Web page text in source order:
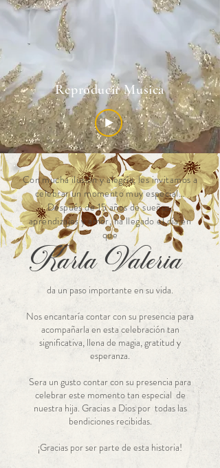
Reproducir Musica
Con mucha ilusión y alegría, les invitamos a
celebrar un momento muy especial…
Después de 15 años de sueños,
aprendizajes y amor, ha llegado el día en
que
Karla Valeria
da un paso importante en su vida.
Nos encantaría contar con su presencia para
acompañarla en esta celebración tan
significativa, llena de magia, gratitud y
esperanza.
Sera un gusto contar con su presencia para
celebrar este momento tan especial de
nuestra hija. Gracias a Dios por todas las
bendiciones recibidas.
¡Gracias por ser parte de esta historia!